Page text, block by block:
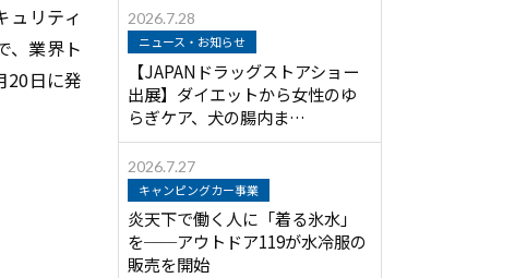
ュリティ
、業界ト
20日に発
2026.7.28
ニュース・お知らせ
【JAPANドラッグストアショー
出展】ダイエットから女性のゆ
らぎケア、犬の腸内ま…
2026.7.27
キャンピングカー事業
炎天下で働く人に「着る氷水」
を──アウトドア119が水冷服の
販売を開始